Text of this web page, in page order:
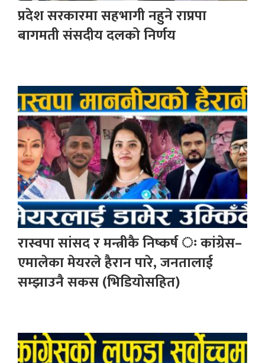
प्रदेश सरकारमा सहभागी नहुने राप्रपा
बागमती संसदीय दलको निर्णय
रास्वपा सांसद र मन्त्रीकै निष्कर्ष ः कांग्रेस–
एमालेका मेयरले हैरान पारे, जनतालाई
सम्झाउनै सकस (भिडियोसहित)